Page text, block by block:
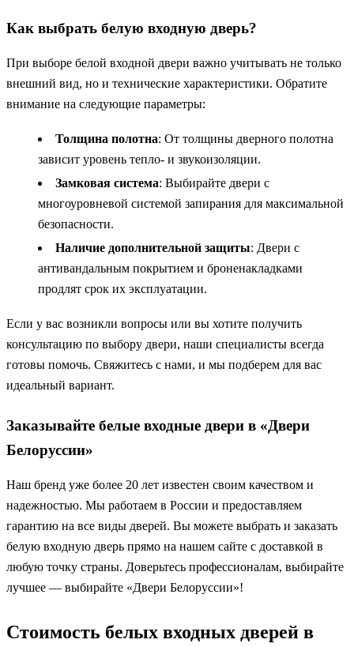
Как выбрать белую входную дверь?
При выборе белой входной двери важно учитывать не только
внешний вид, но и технические характеристики. Обратите
внимание на следующие параметры:
Толщина полотна: От толщины дверного полотна
зависит уровень тепло- и звукоизоляции.
Замковая система: Выбирайте двери с
многоуровневой системой запирания для максимальной
безопасности.
Наличие дополнительной защиты: Двери с
антивандальным покрытием и броненакладками
продлят срок их эксплуатации.
Если у вас возникли вопросы или вы хотите получить
консультацию по выбору двери, наши специалисты всегда
готовы помочь. Свяжитесь с нами, и мы подберем для вас
идеальный вариант.
Заказывайте белые входные двери в «Двери
Белоруссии»
Наш бренд уже более 20 лет известен своим качеством и
надежностью. Мы работаем в России и предоставляем
гарантию на все виды дверей. Вы можете выбрать и заказать
белую входную дверь прямо на нашем сайте с доставкой в
любую точку страны. Доверьтесь профессионалам, выбирайте
лучшее — выбирайте «Двери Белоруссии»!
Стоимость белых входных дверей в